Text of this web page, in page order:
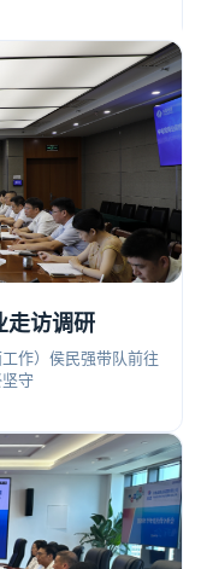
走访调研
作）侯民强带队前往
守